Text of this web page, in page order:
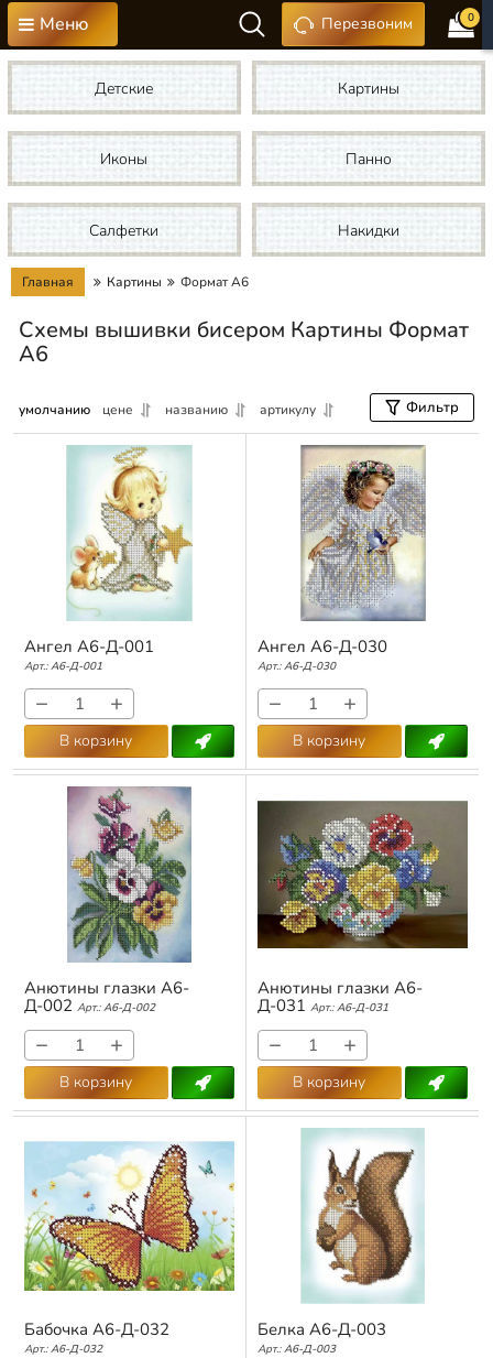
Меню Перезвоним 0
Детские Картины
Иконы Панно
Салфетки Накидки
Главная Картины Формат А6
Схемы вышивки бисером Картины Формат
А6
умолчанию цене названию артикулу Фильтр
Ангел А6-Д-001
Арт.: А6-Д-001
− +
В корзину
Ангел А6-Д-030
Арт.: А6-Д-030
− +
В корзину
Анютины глазки А6-
Д-002 Арт.: А6-Д-002
− +
В корзину
Анютины глазки А6-
Д-031 Арт.: А6-Д-031
− +
В корзину
Бабочка А6-Д-032
Арт.: А6-Д-032
Белка А6-Д-003
Арт.: А6-Д-003